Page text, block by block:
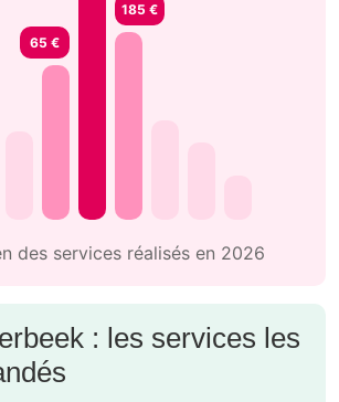
65 €
185 €
des services réalisés en 2026
: les services les